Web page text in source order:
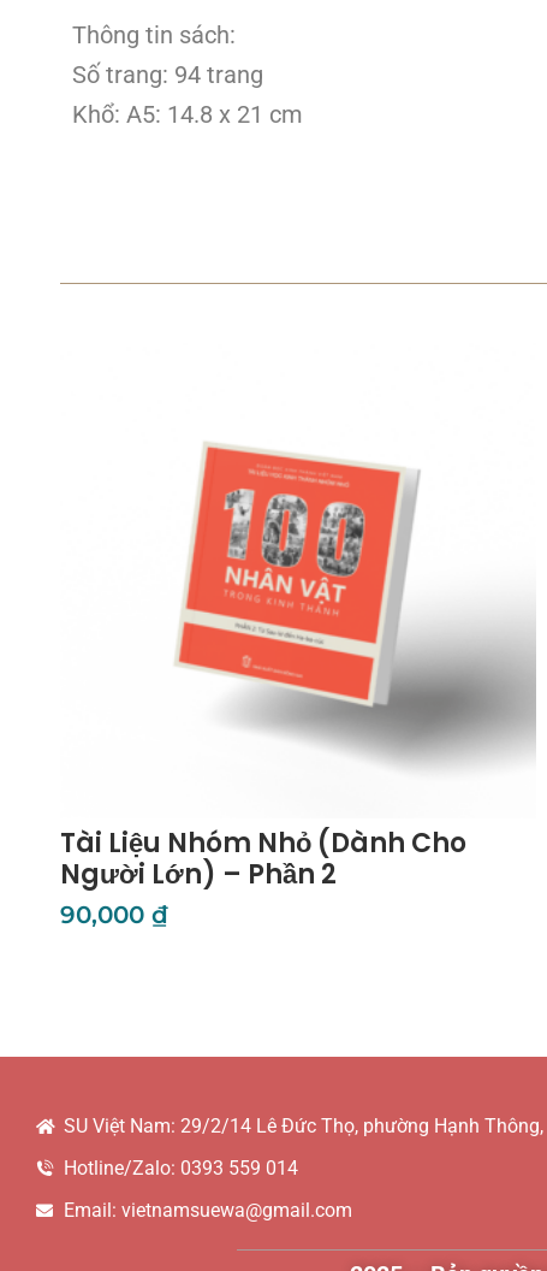
Thông tin sách:
Số trang: 94 trang
Khổ: A5: 14.8 x 21 cm
Tài Liệu Nhóm Nhỏ (Dành Cho
Người Lớn) – Phần 2
90,000 ₫
SU Việt Nam: 29/2/14 Lê Đức Thọ, phường Hạnh Thông,
Hotline/Zalo: 0393 559 014
Email: vietnamsuewa@gmail.com